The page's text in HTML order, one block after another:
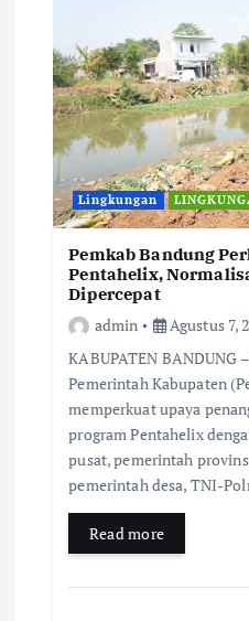
Lingkungan
Pemkab Bandung
Pentahelix,
Dipercepat
admin
Agustus 7,
KABUPATEN BANDUNG
Pemerintah Kabupaten
memperkuat upaya
program Pentahelix
pusat, pemerintah
pemerintah desa, TNI-
Read more